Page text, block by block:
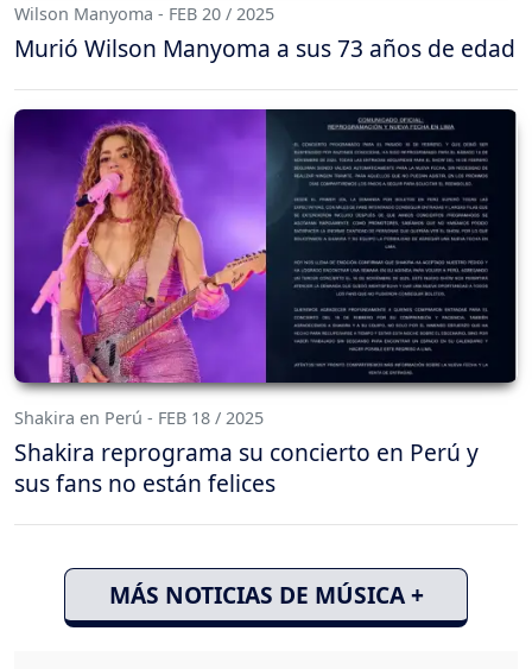
Wilson Manyoma - FEB 20 / 2025
Murió Wilson Manyoma a sus 73 años de edad
Shakira en Perú - FEB 18 / 2025
Shakira reprograma su concierto en Perú y
sus fans no están felices
MÁS NOTICIAS DE MÚSICA +